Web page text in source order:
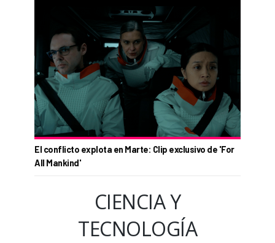
El conflicto explota en Marte: Clip exclusivo de 'For
All Mankind'
CIENCIA Y
TECNOLOGÍA